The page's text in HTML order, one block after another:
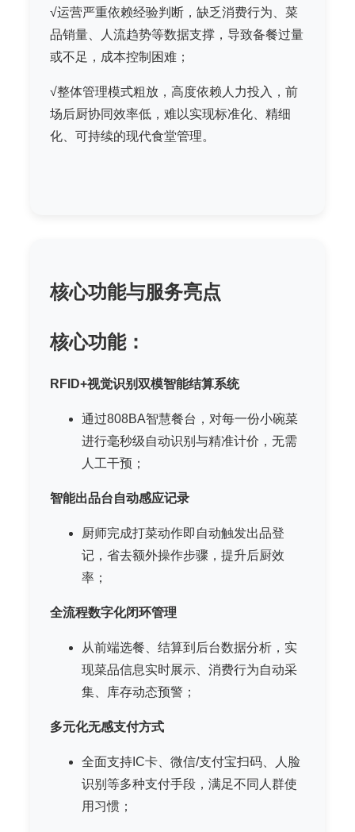
√运营严重依赖经验判断，缺乏消费行为、菜
品销量、人流趋势等数据支撑，导致备餐过量
或不足，成本控制困难；
√整体管理模式粗放，高度依赖人力投入，前
场后厨协同效率低，难以实现标准化、精细
化、可持续的现代食堂管理。
核心功能与服务亮点
核心功能：
RFID+视觉识别双模智能结算系统
通过808BA智慧餐台，对每一份小碗菜
进行毫秒级自动识别与精准计价，无需
人工干预；
智能出品台自动感应记录
厨师完成打菜动作即自动触发出品登
记，省去额外操作步骤，提升后厨效
率；
全流程数字化闭环管理
从前端选餐、结算到后台数据分析，实
现菜品信息实时展示、消费行为自动采
集、库存动态预警；
多元化无感支付方式
全面支持IC卡、微信/支付宝扫码、人脸
识别等多种支付手段，满足不同人群使
用习惯；